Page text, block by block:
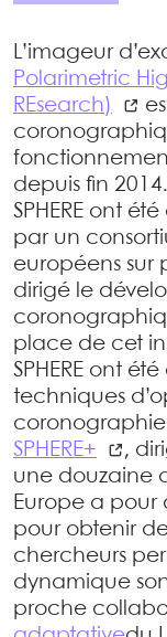
L’imageur
Polarimetric
REsearch)
depuis fin
SPHERE ont
par un
européens sur
dirigé le
place de cet
SPHERE ont
techniques
coronographie
SPHERE+
,
une douzaine
Europe a pour
pour obtenir
chercheurs
dynamique
proche